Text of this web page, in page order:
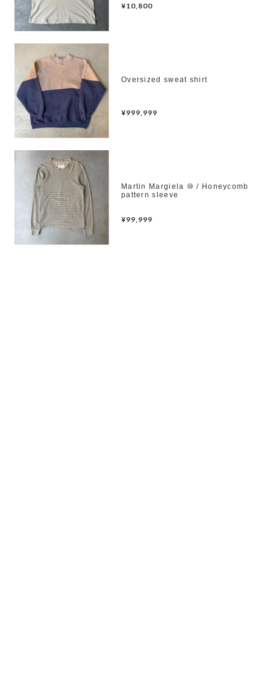
¥10,800
Oversized sweat shirt
¥999,999
Martin Margiela ⑩ / Honeycomb
pattern sleeve
¥99,999